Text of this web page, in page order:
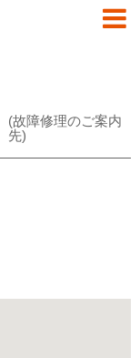
(故障修理のご案内
先)